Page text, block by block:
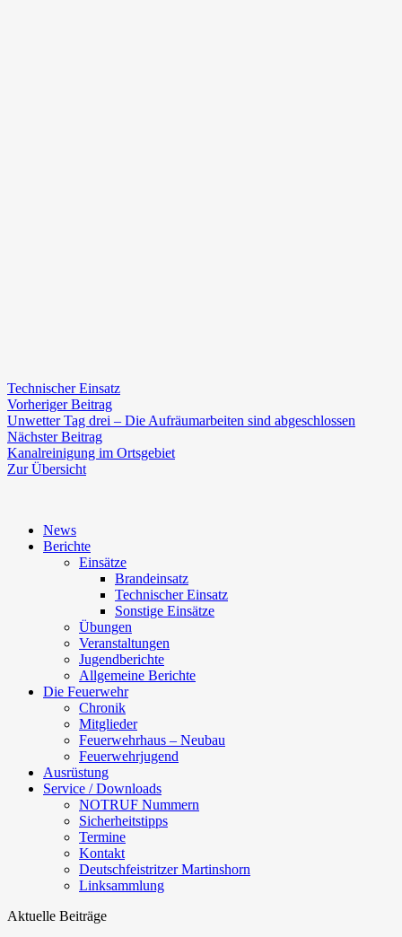
Technischer Einsatz
Beitragsnavigation
Vorheriger BeitragVorheriger
Beitrag:
Unwetter Tag drei – Die Aufräumarbeiten sind abgeschlossen
Nächster BeitragNächster
Beitrag:
Kanalreinigung im Ortsgebiet
Zur Übersicht
News
Berichte
Einsätze
Brandeinsatz
Technischer Einsatz
Sonstige Einsätze
Übungen
Veranstaltungen
Jugendberichte
Allgemeine Berichte
Die Feuerwehr
Chronik
Mitglieder
Feuerwehrhaus – Neubau
Feuerwehrjugend
Ausrüstung
Service / Downloads
NOTRUF Nummern
Sicherheitstipps
Termine
Kontakt
Deutschfeistritzer Martinshorn
Linksammlung
Aktuelle Beiträge